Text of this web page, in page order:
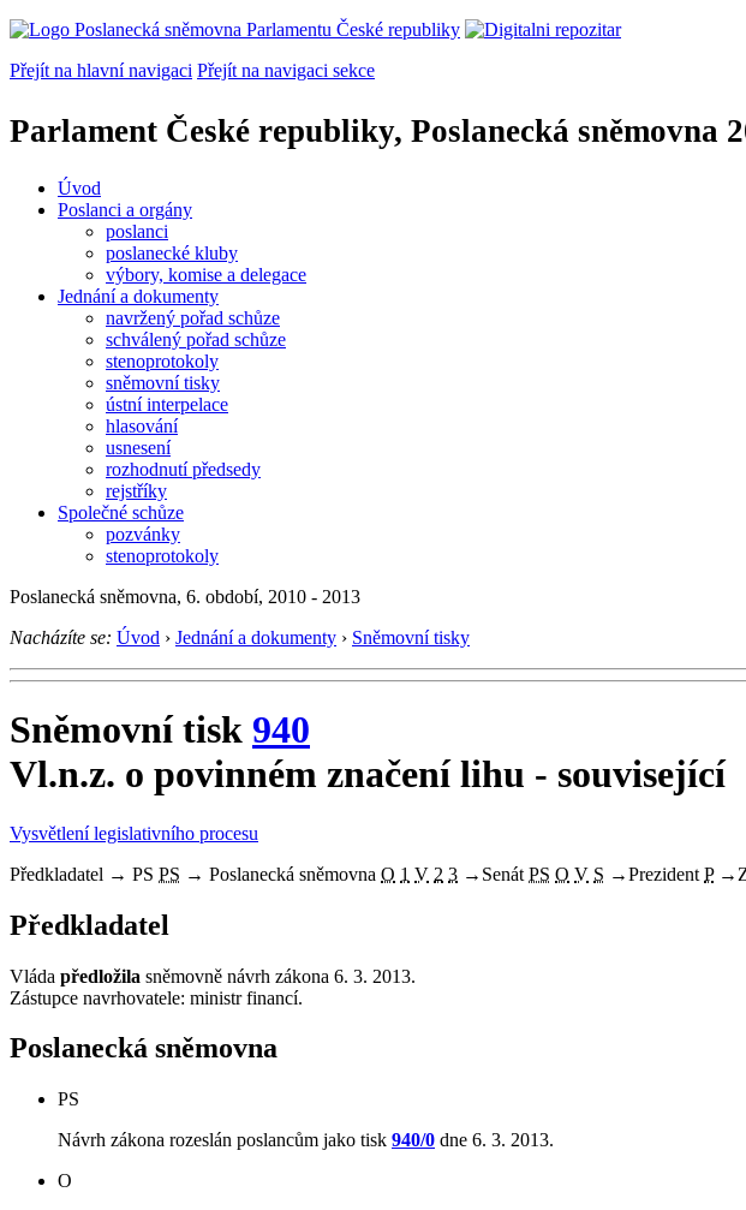
Přejít na hlavní navigaci Přejít na navigaci sekce
Parlament České republiky, Poslanecká sněmovna
Úvod
Poslanci a orgány
poslanci
poslanecké kluby
výbory, komise a delegace
Jednání a dokumenty
navržený pořad schůze
schválený pořad schůze
stenoprotokoly
sněmovní tisky
ústní interpelace
hlasování
usnesení
rozhodnutí předsedy
rejstříky
Společné schůze
pozvánky
stenoprotokoly
Poslanecká sněmovna, 6. období, 2010 - 2013
Nacházíte se: Úvod › Jednání a dokumenty › Sněmovní tisky
Sněmovní tisk 940
Vl.n.z. o povinném značení lihu - související
Vysvětlení legislativního procesu
Předkladatel → PS PS → Poslanecká sněmovna O 1 V 2 3 → Senát PS O V S →Prezident P →
Předkladatel
Vláda předložila sněmovně návrh zákona 6. 3. 2013.
Zástupce navrhovatele: ministr financí.
Poslanecká sněmovna
PS
Návrh zákona rozeslán poslancům jako tisk 940/0 dne 6. 3. 2013.
O